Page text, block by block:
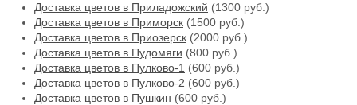
Доставка цветов в Приладожский (1300 руб.)
Доставка цветов в Приморск (1500 руб.)
Доставка цветов в Приозерск (2000 руб.)
Доставка цветов в Пудомяги (800 руб.)
Доставка цветов в Пулково-1 (600 руб.)
Доставка цветов в Пулково-2 (600 руб.)
Доставка цветов в Пушкин (600 руб.)